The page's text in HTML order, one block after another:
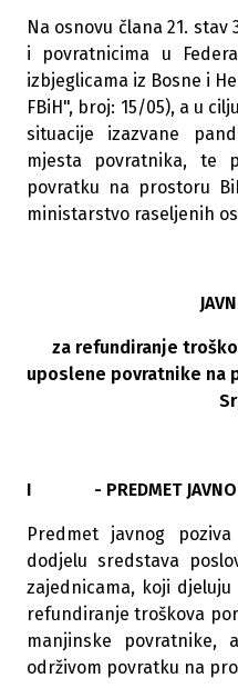
Na osnovu člana 21.
i povratnicima u
izbjeglicama iz Bosne i
FBiH", broj: 15/05), a u
situacije izazvane
mjesta povratnika, te
povratku na prostoru
ministarstvo raseljenih
za refundiranje
uposlene povratnike na
I - PREDMET
Predmet javnog
dodjelu sredstava
zajednicama, koji
refundiranje troškova
manjinske povratnike,
održivom povratku na